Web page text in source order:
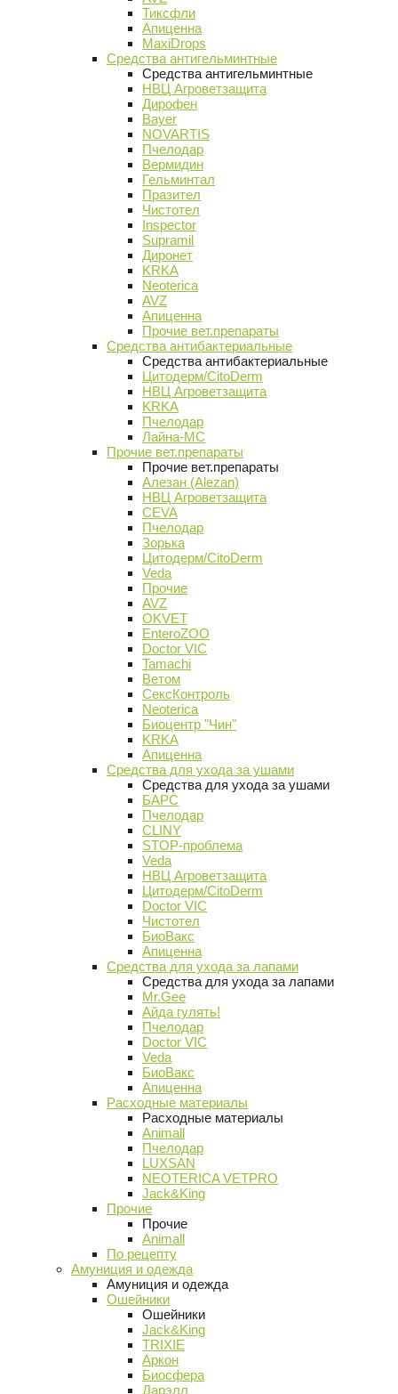
Тиксфли
Апиценна
MaxiDrops
Средства антигельминтные
Средства антигельминтные
НВЦ Агроветзащита
Дирофен
Bayer
NOVARTIS
Пчелодар
Вермидин
Гельминтал
Празител
Чистотел
Inspector
Supramil
Диронет
KRKA
Neoterica
AVZ
Апиценна
Прочие вет.препараты
Средства антибактериальные
Средства антибактериальные
Цитодерм/CitoDerm
НВЦ Агроветзащита
KRKA
Пчелодар
Лайна-МС
Прочие вет.препараты
Прочие вет.препараты
Алезан (Alezan)
НВЦ Агроветзащита
CEVA
Пчелодар
Зорька
Цитодерм/CitoDerm
Veda
Прочие
AVZ
OKVET
EnteroZOO
Doctor VIC
Tamachi
Ветом
СексКонтроль
Neoterica
Биоцентр "Чин"
KRKA
Апиценна
Средства для ухода за ушами
Средства для ухода за ушами
БАРС
Пчелодар
CLINY
STOP-проблема
Veda
НВЦ Агроветзащита
Цитодерм/CitoDerm
Doctor VIC
Чистотел
БиоВакс
Апиценна
Средства для ухода за лапами
Средства для ухода за лапами
Mr.Gee
Айда гулять!
Пчелодар
Doctor VIC
Veda
БиоВакс
Апиценна
Расходные материалы
Расходные материалы
Animall
Пчелодар
LUXSAN
NEOTERICA VETPRO
Jack&King
Прочие
Прочие
Animall
По рецепту
Амуниция и одежда
Амуниция и одежда
Ошейники
Ошейники
Jack&King
TRIXIE
Аркон
Биосфера
Дарэлл